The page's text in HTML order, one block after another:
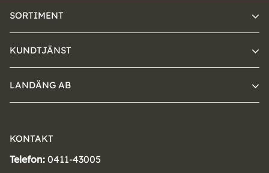
SORTIMENT
KUNDTJÄNST
LANDÄNG AB
KONTAKT
Telefon: 0411-43005